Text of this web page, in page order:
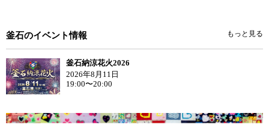
釜石のイベント情報 もっと見る
釜石納涼花火2026
2026年8月11日
19:00〜20:00